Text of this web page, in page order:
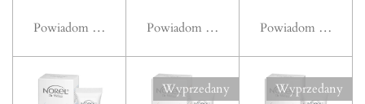
Powiadom mnie, gdy będzie dostępnyPowiadom mnie, gdy będzie dostępny
Powiadom mnie,
Wyprzedany Wyprzedany